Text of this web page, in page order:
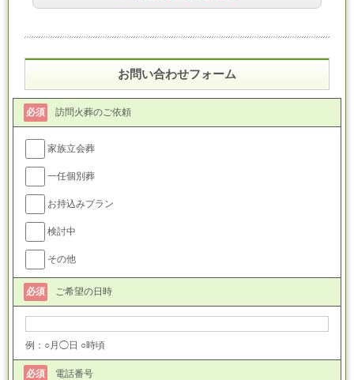
お問い合わせフォーム
訪問火葬のご依頼
必須
家族立会葬
一任個別葬
お持込みプラン
検討中
その他
ご希望の日時
必須
例：○月◯日 ○時頃
電話番号
必須